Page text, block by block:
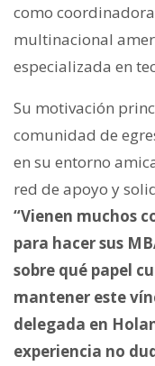
como
multinacional
especializada en
Su motivación
comunidad de
en su entorno
red de apoyo y
“Vienen muchos
para hacer sus
sobre qué papel
mantener este
delegada en
experiencia no